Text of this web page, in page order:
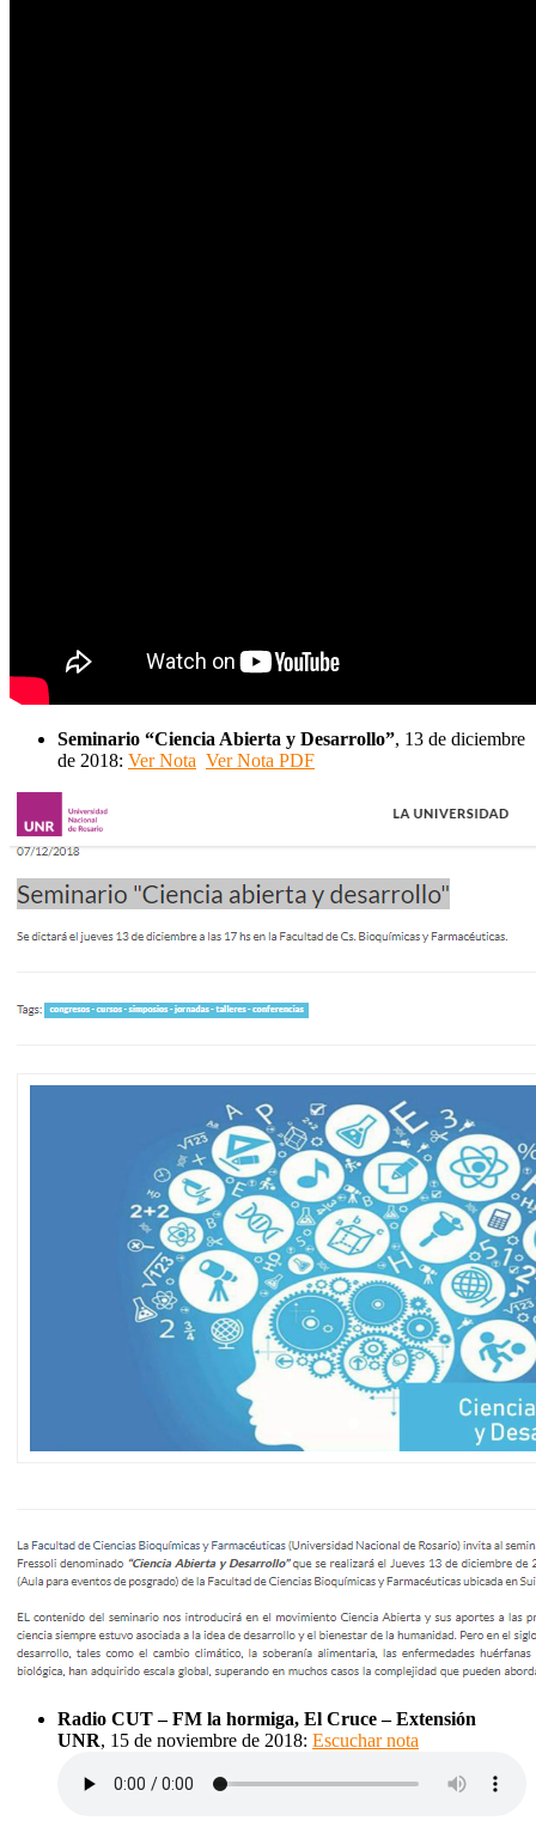
Seminario “Ciencia Abierta y Desarrollo”, 13 de diciembre
de 2018: Ver Nota Ver Nota PDF
Radio CUT – FM la hormiga, El Cruce – Extensión
UNR, 15 de noviembre de 2018: Escuchar nota